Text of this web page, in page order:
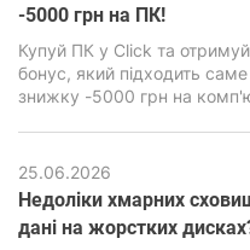
-5000 грн на ПК!
Купуй ПК у Click та
бонус, який підходить
знижку -5000 грн на
25.06.2026
Недоліки хмарних
дані на жорстких